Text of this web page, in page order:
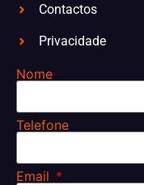
Contactos
Privacidade
Nome
Telefone
Email